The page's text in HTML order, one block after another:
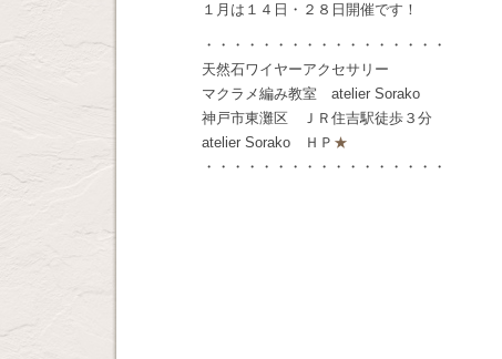
１月は１４日・２８日開催です！
・・・・・・・・・・・・・・・・・
天然石ワイヤーアクセサリー
マクラメ編み教室 atelier Sorako
神戸市東灘区 ＪＲ住吉駅徒歩３分
atelier Sorako ＨＰ ★
・・・・・・・・・・・・・・・・・